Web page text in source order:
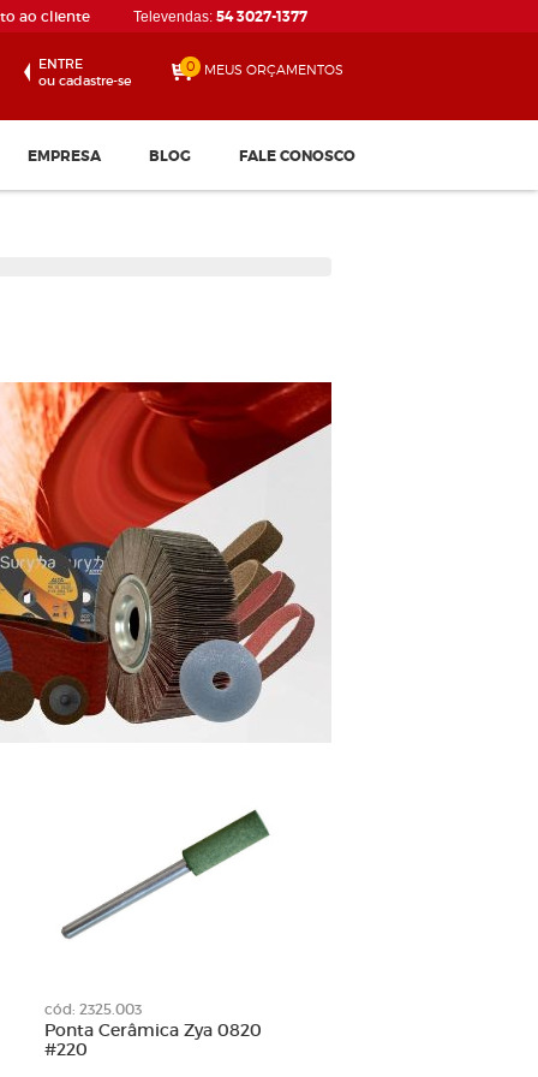
ao cliente Televendas: 54 3027-1377
ENTRE
ou cadastre-se
0 MEUS ORÇAMENTOS
Disco de Corte 115 x 1.0...
EMPRESA BLOG FALE CONOSCO
cód: 2325.003
Ponta Cerâmica Zya 0820
#220